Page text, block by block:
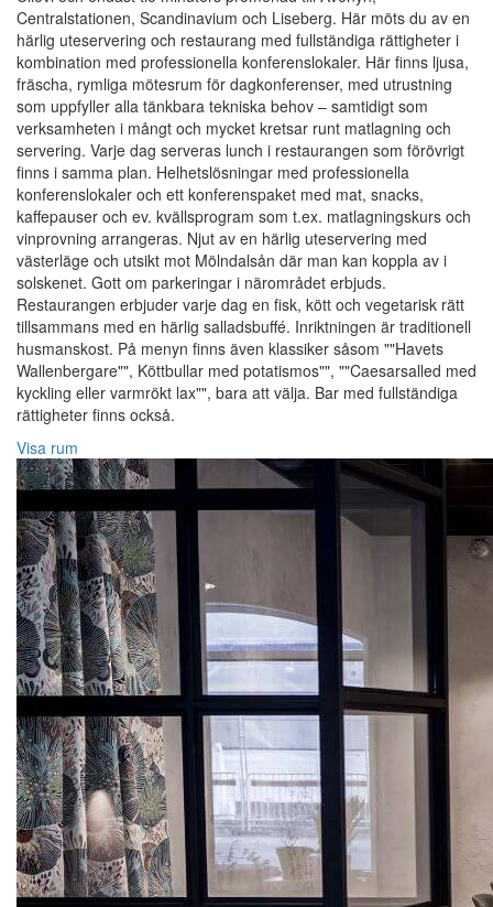
Centralstationen, Scandinavium och Liseberg. Här möts du av en
härlig uteservering och restaurang med fullständiga rättigheter i
kombination med professionella konferenslokaler. Här finns ljusa,
fräscha, rymliga mötesrum för dagkonferenser, med utrustning
som uppfyller alla tänkbara tekniska behov – samtidigt som
verksamheten i mångt och mycket kretsar runt matlagning och
servering. Varje dag serveras lunch i restaurangen som förövrigt
finns i samma plan. Helhetslösningar med professionella
konferenslokaler och ett konferenspaket med mat, snacks,
kaffepauser och ev. kvällsprogram som t.ex. matlagningskurs och
vinprovning arrangeras. Njut av en härlig uteservering med
västerläge och utsikt mot Mölndalsån där man kan koppla av i
solskenet. Gott om parkeringar i närområdet erbjuds.
Restaurangen erbjuder varje dag en fisk, kött och vegetarisk rätt
tillsammans med en härlig salladsbuffé. Inriktningen är traditionell
husmanskost. På menyn finns även klassiker såsom ""Havets
Wallenbergare"", Köttbullar med potatismos"", ""Caesarsalled med
kyckling eller varmrökt lax"", bara att välja. Bar med fullständiga
rättigheter finns också.
Visa rum